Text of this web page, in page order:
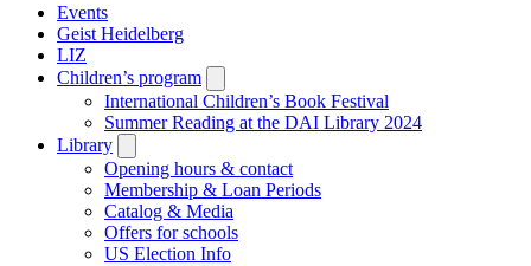
Events
Geist Heidelberg
LIZ
Children’s program
submenu
International Children’s Book Festival
Summer Reading at the DAI Library 2024
Library
submenu
Opening hours & contact
Membership & Loan Periods
Catalog & Media
Offers for schools
US Election Info